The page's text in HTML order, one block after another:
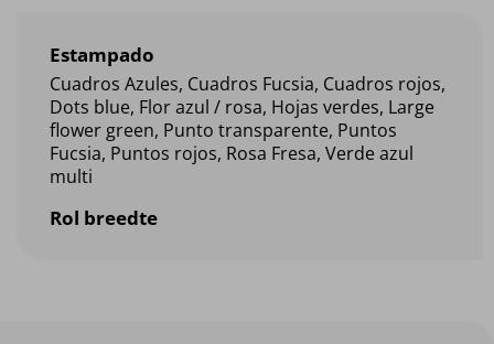
Estampado
Cuadros Azules, Cuadros Fucsia, Cuadros rojos,
Dots blue, Flor azul / rosa, Hojas verdes, Large
flower green, Punto transparente, Puntos
Fucsia, Puntos rojos, Rosa Fresa, Verde azul
multi
Rol breedte